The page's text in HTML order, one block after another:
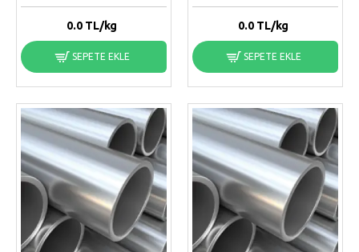
0.0TL/kg
SEPETE EKLE
0.0TL/kg
SEPETE EKLE